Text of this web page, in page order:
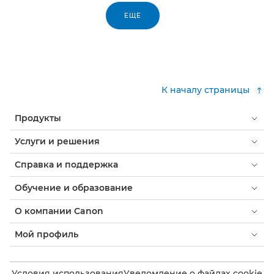
ЕЩЕ
К началу страницы
Продукты
Услуги и решения
Справка и поддержка
Обучение и образование
О компании Canon
Мой профиль